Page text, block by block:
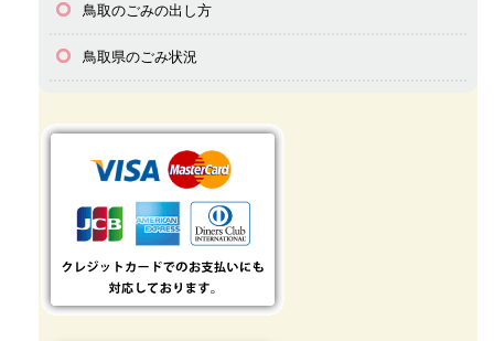
鳥取のごみの出し方
鳥取県のごみ状況